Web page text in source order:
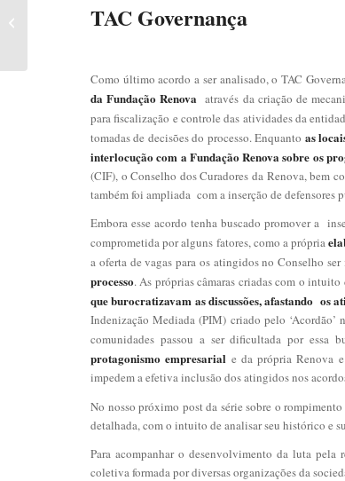
TAC Governança
Como último acordo a ser analisado, o TAC
da Fundação Renova através da criação de
para fiscalização e controle das atividades da
tomadas de decisões do processo. Enquanto as
interlocução com a Fundação Renova sobre os
(CIF), o Conselho dos Curadores da Renova, bem
também foi ampliada com a inserção de defensores
Embora esse acordo tenha buscado promover a
comprometida por alguns fatores, como a própria
a oferta de vagas para os atingidos no Conselho
processo. As próprias câmaras criadas com o
que burocratizavam as discussões, afastando os
Indenização Mediada (PIM) criado pelo
comunidades passou a ser dificultada por essa
protagonismo empresarial e da própria Renova
impedem a efetiva inclusão dos atingidos nos
No nosso próximo post da série sobre o
detalhada, com o intuito de analisar seu histórico e
Para acompanhar o desenvolvimento da luta
coletiva formada por diversas organizações da
processo de